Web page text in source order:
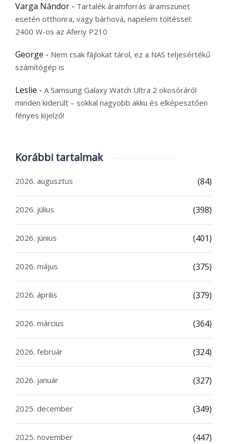
Varga Nándor - Tartalék áramforrás áramszünet
esetén otthonra, vagy bárhová, napelem töltéssel:
2400 W-os az Aferiy P210
George - Nem csak fájlokat tárol, ez a NAS teljesértékű
számítógép is
Leslie - A Samsung Galaxy Watch Ultra 2 okosóráról
minden kiderült – sokkal nagyobb akku és elképesztően
fényes kijelző!
Korábbi tartalmak
2026. augusztus (84)
2026. július (398)
2026. június (401)
2026. május (375)
2026. április (379)
2026. március (364)
2026. február (324)
2026. január (327)
2025. december (349)
2025. november (447)